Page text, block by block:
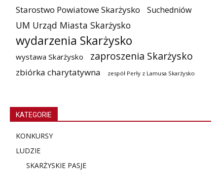
Starostwo Powiatowe Skarżysko Suchedniów
UM Urząd Miasta Skarżysko
wydarzenia Skarżysko
wystawa Skarżysko zaproszenia Skarżysko
zbiórka charytatywna zespół Perły z Lamusa Skarżysko
KATEGORIE
KONKURSY
LUDZIE
SKARŻYSKIE PASJE